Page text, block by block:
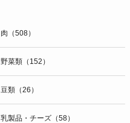
肉（508）
野菜類（152）
豆類（26）
乳製品・チーズ（58）